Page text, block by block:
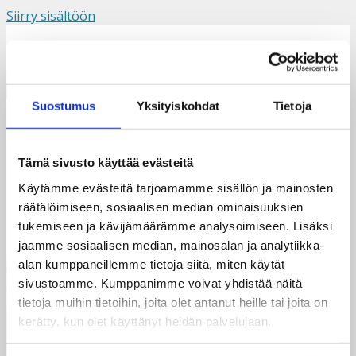
Suostumus Yksityiskohdat Tietoja
Tämä sivusto käyttää evästeitä
Käytämme evästeitä tarjoamamme sisällön ja mainosten
räätälöimiseen, sosiaalisen median ominaisuuksien
tukemiseen ja kävijämäärämme analysoimiseen. Lisäksi
jaamme sosiaalisen median, mainosalan ja analytiikka-
alan kumppaneillemme tietoja siitä, miten käytät
sivustoamme. Kumppanimme voivat yhdistää näitä
tietoja muihin tietoihin, joita olet antanut heille tai joita on
kerätty, kun olet käyttänyt heidän palvelujaan.
Siirry sisältöön
Valikko
IMG_5585